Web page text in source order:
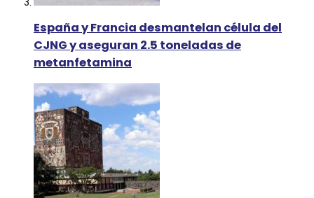
España y Francia desmantelan célula del
CJNG y aseguran 2.5 toneladas de
metanfetamina